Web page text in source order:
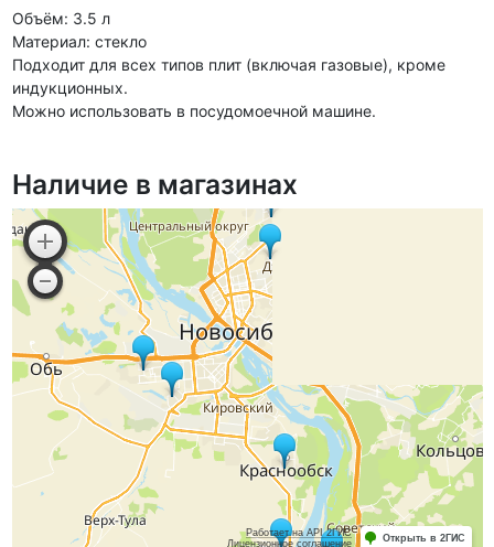
Объём: 3.5 л
Материал: стекло
Подходит для всех типов плит (включая газовые), кроме
индукционных.
Можно использовать в посудомоечной машине.
Наличие в магазинах